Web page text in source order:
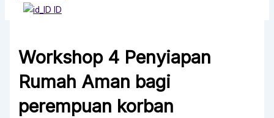
ID
Workshop 4 Penyiapan
Rumah Aman bagi
perempuan korban